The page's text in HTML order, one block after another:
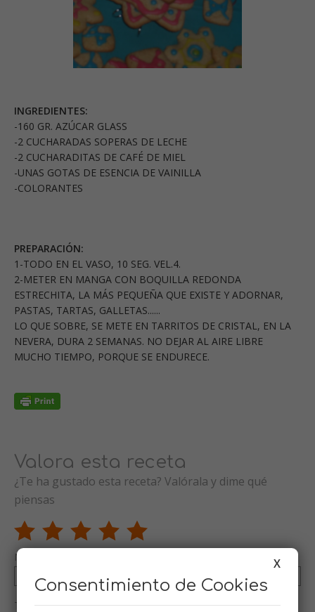
INGREDIENTES:
-160 GR. AZÚCAR GLASS
-2 CUCHARADAS SOPERAS DE LECHE
-2 CUCHARADITAS DE CAFÉ DE MIEL
-UNAS GOTAS DE ESENCIA DE VAINILLA
-COLORANTES
PREPARACIÓN:
1-TODO EN EL VASO, 10 SEG. VEL.4.
2-METER EN MANGA CON BOQUILLA REDONDA
ESTRECHITA, LA MÁS PEQUEÑA QUE EXISTE Y ADORNAR,
PASTAS, TARTAS, GALLETAS......
LO QUE SOBRE, SE METE EN TARRITOS DE CRISTAL, EN LA
NEVERA, DURA 2 SEMANAS. NO DEJAR AL AIRE LIBRE
MUCHO TIEMPO, PORQUE SE ENDURECE.
Valora esta receta
¿Te ha gustado esta receta? Valórala y dime qué
piensas
Nombre (opcional)
Tu valoración (opcional)
X
Consentimiento de Cookies